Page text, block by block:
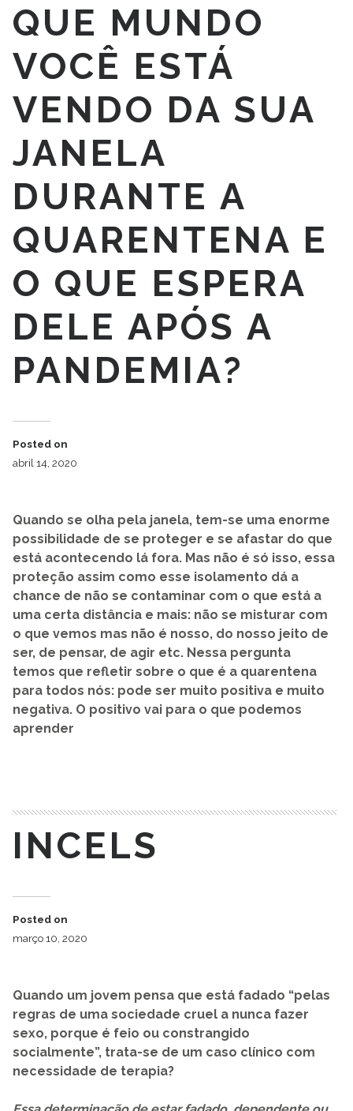
QUE MUNDO
VOCÊ ESTÁ
VENDO DA SUA
JANELA
DURANTE A
QUARENTENA E
O QUE ESPERA
DELE APÓS A
PANDEMIA?
Posted on
abril 14, 2020
Quando se olha pela janela, tem-se uma enorme
possibilidade de se proteger e se afastar do que
está acontecendo lá fora. Mas não é só isso, essa
proteção assim como esse isolamento dá a
chance de não se contaminar com o que está a
uma certa distância e mais: não se misturar com
o que vemos mas não é nosso, do nosso jeito de
ser, de pensar, de agir etc. Nessa pergunta
temos que refletir sobre o que é a quarentena
para todos nós: pode ser muito positiva e muito
negativa. O positivo vai para o que podemos
aprender
INCELS
Posted on
março 10, 2020
Quando um jovem pensa que está fadado “pelas
regras de uma sociedade cruel a nunca fazer
sexo, porque é feio ou constrangido
socialmente”, trata-se de um caso clínico com
necessidade de terapia?